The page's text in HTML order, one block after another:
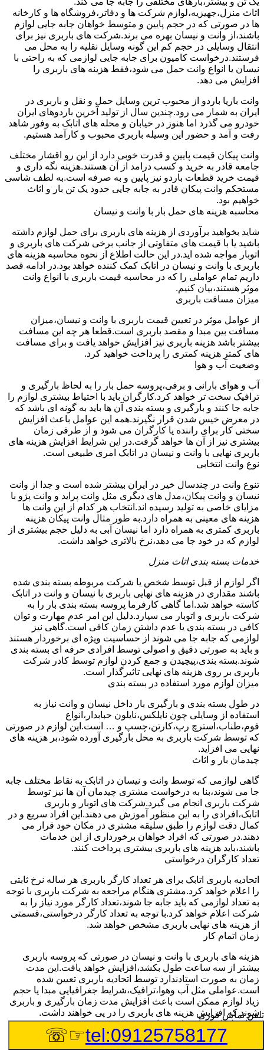
اثاث منزل،جهیزیه،لوازم شرکت ها و دفاتر،فروشگاه ها و کارخانه
ها در صورتی که در حجم پایین و متوسط خواهان جابه جایی لوازم
باشند،از وانت و نیسان بهره می برند.شرکت های باربری نیز برای
انتقال وسایلی در حجم کم این گونه وسایل نقلیه را به محل می
فرستند.درخواست کامیون برای جابه جایی لوازمی که به راحتی با
نیسان یا انواع وانت حمل می شود،فقط هزینه های باربری را
افزایش می دهد.
وانت باریا باردو از محبوب ترین وسایل حمل و نقل و باربری در
ایران به شمار می رود.چندین سال از تولید آخرین باردوهای ایران
خودرو می گذرد اما هنوز در خیابان و محله های اتابک به وفور شاهد
رفت و آمد و حضور این وسیله باربری محبوب و کارآمد هستیم.
وانت پیکان قیمت پایین و قدرت خوبی دارد از این رو اقشار مختلف
جامعه قادر به خرید و کسب درامد از آن هستند.هزینه نگه داری و
قیمت خرید قطعات باردو نیز پایین و به صرفه است.به لطف شاسی
مستحکم وانت پیکان قادر به جابه جایی حدود یک تن بار و اثاث
خواهیم بود.
محاسبه هزینه های حمل بار با وانت و نیسان
شاید بخواهید برآوردی از هزینه های باربری برای حمل لوازم داشته
باشید یا با قیمت های متفاوتی از جانب برخی شرکت های باربری و
اتوبار مواجه شده اید.در این حالت اطلاع از نحوه محاسبه هزینه های
باربری با وانت و نیسان در اتابک کمک کننده خواهد بود.در ادامه قصد
داریم تمام عواملی را که در محاسبه قیمت باربری با انواع وانت
موثر هستند،بیان کنیم.
میزان مسافت باربری
از عوامل موثر در تعیین قیمت باربری با وانت و نیسان،میزان
مسافت بین مبدا و مقصد باربری است.قطعا هر چه این مسافت
بیشتر باشد هزینه باربری نیز افزایش خواهد یافت و برای مسافت
های کمتر هزینه کمتری را پرداخت خواهید کرد.
وضعیت آب و هوا
آب و هوای بارانی و برفی،پروسه حمل بار را به لحاظ بارگیری و
ترافیک سخت تر خواهد کرد.کارگران باید با احتیاط بیشتری لوازم را
جابه جا کنند و بارگیری و بسته بندی آن ها باید به گونه ای باشد که
در معرض خیس شدن قرار نگیرند.همه این عوامل باعث افزایش
سختی کار برای راننده یا کارگران می شود و از طرفی زمان
بیشتری نیز از آن ها خواهد گرفت.در این شرایط افزایش هزینه های
باربری نهایی با وانت و نیسان در اتابک امری طبیعی است.
نوع وانت انتخابی
تنوع وانت در چندسال خیر در ایران بیشتر شده است و جدا از وانت
نیسان و وانت پیکان،مدل های دیگری مثل وانت پراید و وانت پژو با
مزایای خاصی به تولید رسیده اند.انتخاب هر کدام از این وانت ها
هزینه های معینی به همراه دارد.به طور مثال وانت پیکان هزینه
باربری کمتری به همراه دارد اما نیسان آبی به دلیل حجم بیشتری از
لوازم که در خود جا می دهد،نرخ بالاتری خواهد داشت.
خدمات بسته بندی اثاث منزل
اگر لوازم از قبل توسط شخص یا شرکت مربوطه بسته بندی شده
باشند مقداری در هزینه های نهایی باربری با نیسان و وانت در اتابک
کاسته خواهد شد.اما گاهی کارفرما پروسه بسته بندی بار را به
شرکت باربری و اتوبار می سپارد.دلیل این امر عدم مهارت و توان
کافی در بسته بندی یا عدم داشتن زمان کافی است.گاهی نیز
لوازمی که جابه جا می شوند از حساسیت ویژه ای برخوردار هستند
و باید به صورتی دقیق و اصولی توسط افرادی حرفه ای بسته بندی
شوند.بسته بندی،پیچیدن و جمع کردن لوازم توسط کادر شرکت
باربری بر روی هزینه های نهایی تاثیرگذار است.
میزان لوازم مورد استفاده در بسته بندی
در طول بسته بندی و بارگیری بار داخل نیسان و وانت نیاز به
استفاده از وسایلی چون نایلکس،نایلون حبابدار،انواع
فوم،طناب،استرچ رپ،کارتن،چسپ و … است.این لوازم در صورتی
که توسط شرکت باربری به محل بارگیری آورده شود،بر هزینه های
نهایی می افزاید.
چیدمان بار و اثاث
گاهی لوازمی که توسط وانت و نیسان در اتابک به نقاط مختلف جابه
جا می شوند،بنا به درخواست مشتری چیدمان آن ها نیز توسط
شرکت باربری انجام می گیرد.شرکت های اتوبار و باربری
اتابک،افرادی را به این منظور آموزش می دهند.این افراد سریع و در
کمال دقت لوازم را طبق سلیقه مشتری در مکان خود قرار می
دهند.در صورتی که افراد خواهان برخورداری از این خدمات
باشند،باید هزینه های باربری بیشتری پرداخت کنند.
تعداد کارگران درخواستی
اتحادیه باربری اتابک برای هر تعداد کارگر باربری هر ساله نرخ ثابتی
را اعلام خواهد کرد.مشتری هنگام مراجعه به شرکت باربری با توجه
به تعداد لوازمی که باید جابه جا شوند،تعداد کارگر مورد نیاز را به
شرکت اعلام خواهد کرد.با توجه به تعداد کارگر درخواستی،قسمتی
از هزینه های نهایی باربری مشخص خواهد شد.
زمان اتمام کار
هزینه های باربری با وانت و نیسان در صورتی که پروسه باربری
بیشتر از سه ساعت طول بکشد،افزایش خواهد یافت.این مدت
زمان به صورت استادندارد توسط اتحادیه باربری تعیین شده
است.عواملی مثل آب وهوا،ترافیک،شرایط جغرافیایی مبدا یا حجم
زیاد لوازم ممکن است باعث افزایش مدت زمان بارگیری و باربری
شوند که افزایش هزینه های باربری را در پی خواهند داشت.
تعداد طبقات ساختمان مبدا و مقصد
وانت ها بارهای مختلفی را از نقاط مختلف بارگیری کرده و به سایر
تلفن تماس فوری
tel:09125758177
☞☏